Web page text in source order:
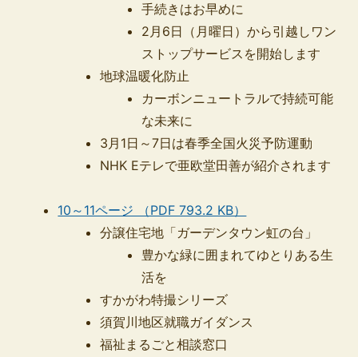
手続きはお早めに
2月6日（月曜日）から引越しワン
ストップサービスを開始します
地球温暖化防止
カーボンニュートラルで持続可能
な未来に
3月1日～7日は春季全国火災予防運動
NHK Eテレで亜欧堂田善が紹介されます
10～11ページ （PDF 793.2 KB）
分譲住宅地「ガーデンタウン虹の台」
豊かな緑に囲まれてゆとりある生
活を
すかがわ特撮シリーズ
須賀川地区就職ガイダンス
福祉まるごと相談窓口